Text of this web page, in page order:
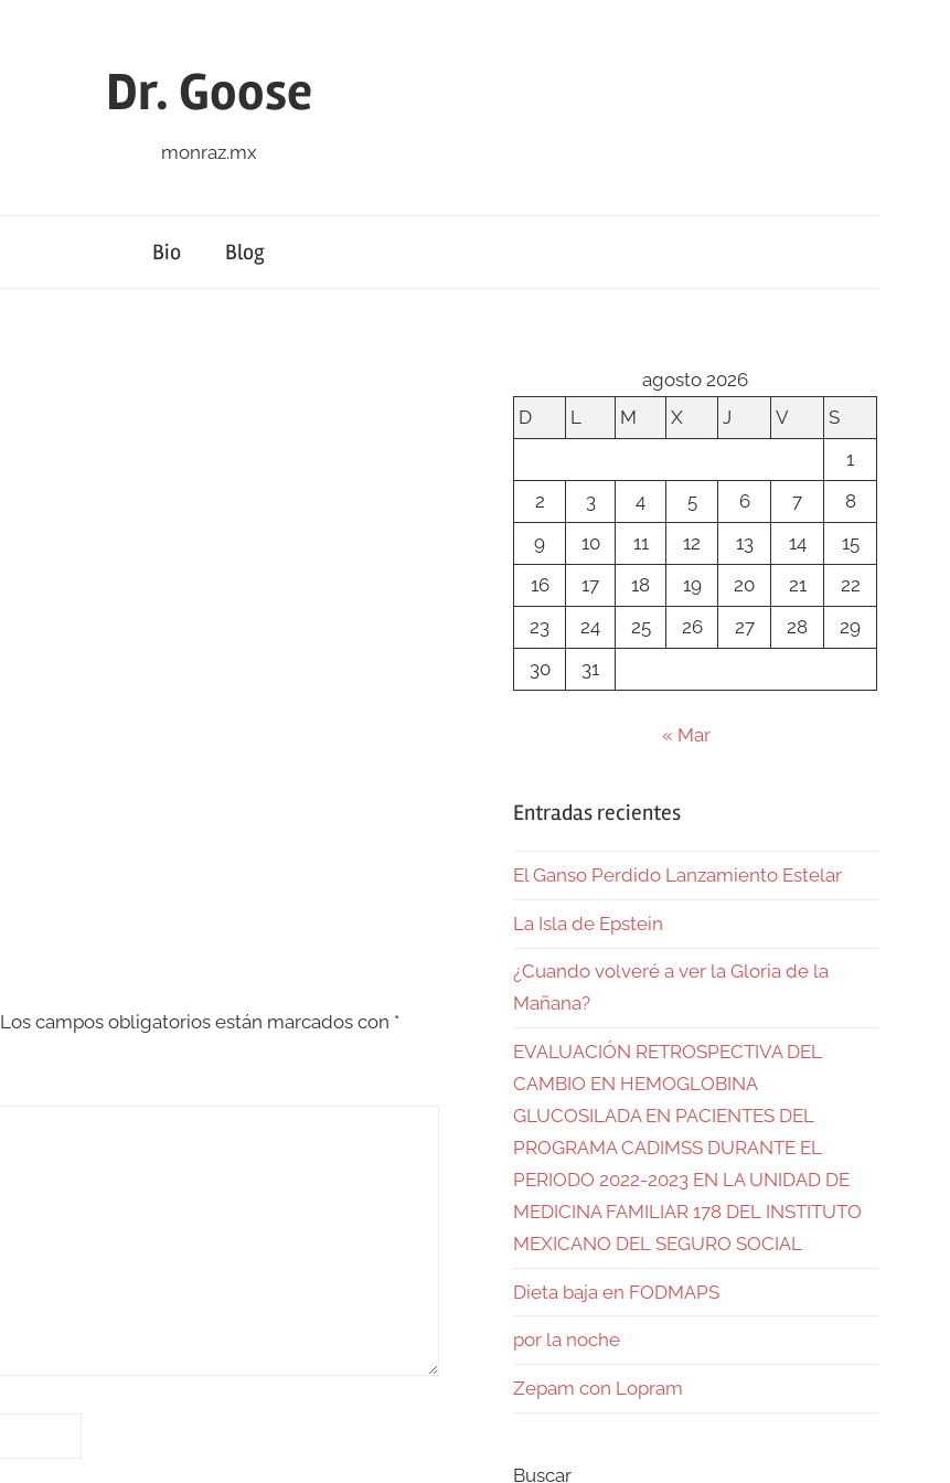
Dr. Goose
monraz.mx
Bio Blog
Los campos obligatorios están marcados con *
agosto 2026
D
L M X J V
S
1
2
3 4 5 6 7
8
9
10 11 12 13 14
15
16
17 18 19 20 21
22
23
24 25 26 27 28
29
30
31
« Mar
Entradas recientes
El Ganso Perdido Lanzamiento Estelar
La Isla de Epstein
¿Cuando volveré a ver la Gloria de la
Mañana?
EVALUACIÓN RETROSPECTIVA DEL
CAMBIO EN HEMOGLOBINA
GLUCOSILADA EN PACIENTES DEL
PROGRAMA CADIMSS DURANTE EL
PERIODO 2022-2023 EN LA UNIDAD DE
MEDICINA FAMILIAR 178 DEL INSTITUTO
MEXICANO DEL SEGURO SOCIAL
Dieta baja en FODMAPS
por la noche
Zepam con Lopram
Buscar